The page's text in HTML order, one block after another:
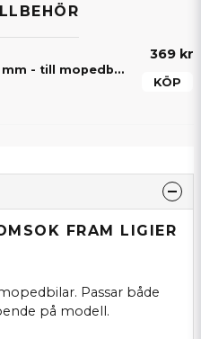
Bromsbelägg fram 25 mm - till mopedbilar med bromsskiva på 210 mm i diameter
369 kr
KÖP
FRAM LIGIER
Passar både
på modell.